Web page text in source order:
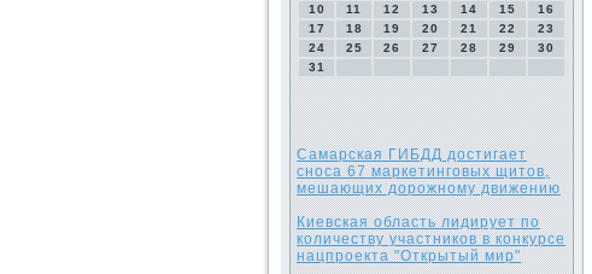
10
11 12 13 14 15
16
17
18 19 20 21 22
23
24
25 26 27 28 29
30
31
Самарская ГИБДД достигает
сноса 67 маркетинговых щитов,
мешающих дорожному движению
Киевская область лидирует по
количеству участников в конкурсе
нацпроекта "Открытый мир"